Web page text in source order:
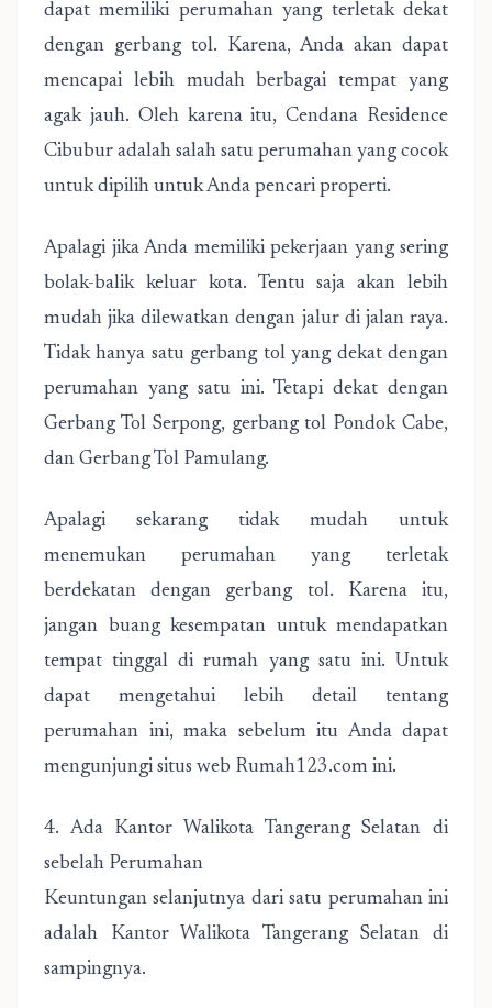
dapat memiliki perumahan yang terletak dekat
dengan gerbang tol. Karena, Anda akan dapat
mencapai lebih mudah berbagai tempat yang
agak jauh. Oleh karena itu, Cendana Residence
Cibubur adalah salah satu perumahan yang cocok
untuk dipilih untuk Anda pencari properti.
Apalagi jika Anda memiliki pekerjaan yang sering
bolak-balik keluar kota. Tentu saja akan lebih
mudah jika dilewatkan dengan jalur di jalan raya.
Tidak hanya satu gerbang tol yang dekat dengan
perumahan yang satu ini. Tetapi dekat dengan
Gerbang Tol Serpong, gerbang tol Pondok Cabe,
dan Gerbang Tol Pamulang.
Apalagi sekarang tidak mudah untuk
menemukan perumahan yang terletak
berdekatan dengan gerbang tol. Karena itu,
jangan buang kesempatan untuk mendapatkan
tempat tinggal di rumah yang satu ini. Untuk
dapat mengetahui lebih detail tentang
perumahan ini, maka sebelum itu Anda dapat
mengunjungi situs web Rumah123.com ini.
4. Ada Kantor Walikota Tangerang Selatan di
sebelah Perumahan
Keuntungan selanjutnya dari satu perumahan ini
adalah Kantor Walikota Tangerang Selatan di
sampingnya.